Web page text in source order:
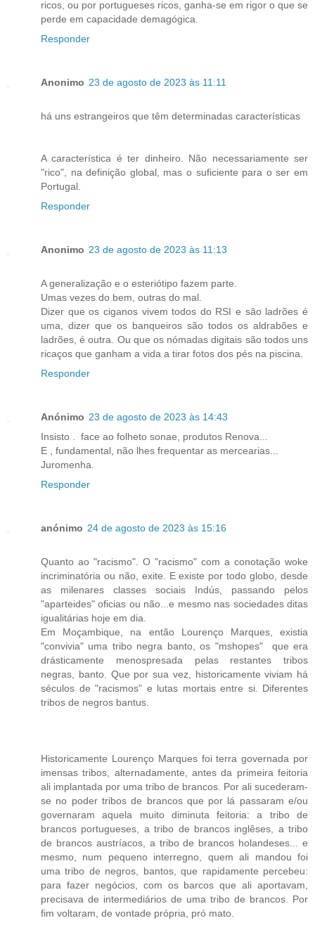
ricos, ou por portugueses ricos, ganha-se em rigor o que se
perde em capacidade demagógica.
Responder
Anonimo 23 de agosto de 2023 às 11:11
há uns estrangeiros que têm determinadas características
A característica é ter dinheiro. Não necessariamente ser
"rico", na definição global, mas o suficiente para o ser em
Portugal.
Responder
Anonimo 23 de agosto de 2023 às 11:13
A generalização e o esteriótipo fazem parte.
Umas vezes do bem, outras do mal.
Dizer que os ciganos vivem todos do RSI e são ladrões é
uma, dizer que os banqueiros são todos os aldrabões e
ladrões, é outra. Ou que os nómadas digitais são todos uns
ricaços que ganham a vida a tirar fotos dos pés na piscina.
Responder
Anónimo 23 de agosto de 2023 às 14:43
Insisto . face ao folheto sonae, produtos Renova...
E , fundamental, não lhes frequentar as mercearias...
Juromenha.
Responder
anónimo 24 de agosto de 2023 às 15:16
Quanto ao "racismo". O "racismo" com a conotação woke
incriminatória ou não, exite. E existe por todo globo, desde
as milenares classes sociais Indús, passando pelos
"aparteides" oficias ou não...e mesmo nas sociedades ditas
igualitárias hoje em dia.
Em Moçambique, na então Lourenço Marques, existia
"convivia" uma tribo negra banto, os "mshopes" que era
drásticamente menospresada pelas restantes tribos
negras, banto. Que por sua vez, historicamente viviam há
séculos de "racismos" e lutas mortais entre si. Diferentes
tribos de negros bantus.
Historicamente Lourenço Marques foi terra governada por
imensas tribos, alternadamente, antes da primeira feitoria
ali implantada por uma tribo de brancos. Por ali sucederam-
se no poder tribos de brancos que por lá passaram e/ou
governaram aquela muito diminuta feitoria: a tribo de
brancos portugueses, a tribo de brancos inglêses, a tribo
de brancos austríacos, a tribo de brancos holandeses... e
mesmo, num pequeno interregno, quem ali mandou foi
uma tribo de negros, bantos, que rapidamente percebeu:
para fazer negócios, com os barcos que ali aportavam,
precisava de intermediários de uma tribo de brancos. Por
fim voltaram, de vontade própria, pró mato.